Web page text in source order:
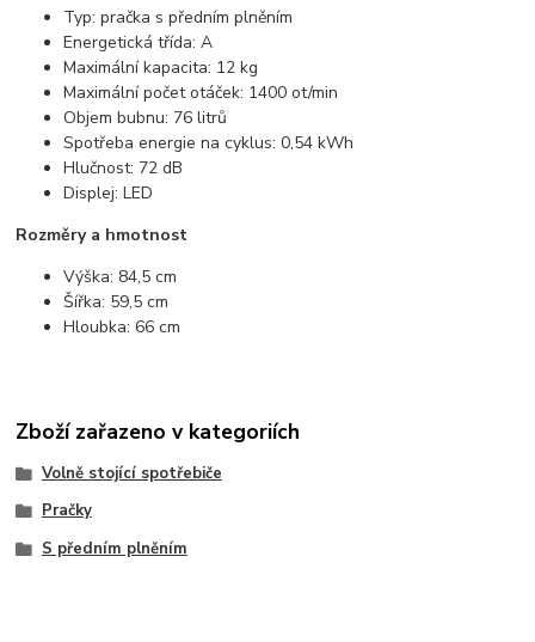
Typ: pračka s předním plněním
Energetická třída: A
Maximální kapacita: 12 kg
Maximální počet otáček: 1400 ot/min
Objem bubnu: 76 litrů
Spotřeba energie na cyklus: 0,54 kWh
Hlučnost: 72 dB
Displej: LED
Rozměry a hmotnost
Výška: 84,5 cm
Šířka: 59,5 cm
Hloubka: 66 cm
Zboží zařazeno v kategoriích
Volně stojící spotřebiče
Pračky
S předním plněním